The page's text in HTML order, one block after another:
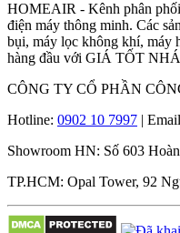
HOMEAIR - Kênh phân
điện máy thông minh. Các
bụi, máy lọc không khí, máy
hàng đầu với GIÁ TỐT
CÔNG TY CỔ PHẦN
Hotline: 0902 10 7997 |
Showroom HN: Số 603
TP.HCM: Opal Tower, 92